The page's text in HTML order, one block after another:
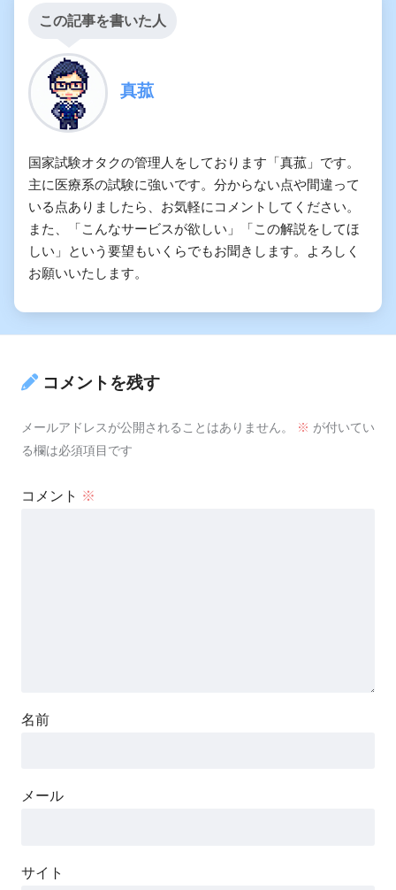
この記事を書いた人
真菰
国家試験オタクの管理人をしております「真菰」です。
主に医療系の試験に強いです。分からない点や間違って
いる点ありましたら、お気軽にコメントしてください。
また、「こんなサービスが欲しい」「この解説をしてほ
しい」という要望もいくらでもお聞きします。よろしく
お願いいたします。
コメントを残す
メールアドレスが公開されることはありません。 ※ が付いてい
る欄は必須項目です
コメント ※
名前
メール
サイト